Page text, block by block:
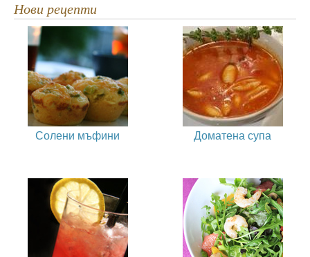
Нови рецепти
Солени мъфини Доматена супа